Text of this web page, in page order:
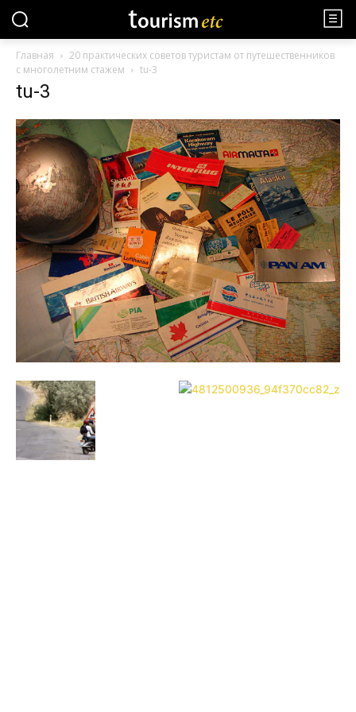
Главная
20 практических советов туристам от путешественников
с многолетним стажем
tu-3
tu-3